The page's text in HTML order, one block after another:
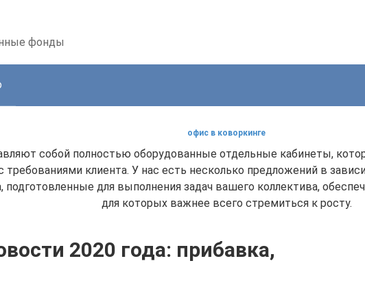
фонды
офис в коворкинге
собой полностью оборудованные отдельные кабинеты,
требованиями клиента. У нас есть несколько предложений в
подготовленные для выполнения задач вашего коллектива,
для которых важнее всего стремиться к росту.
2020 года: прибавка,